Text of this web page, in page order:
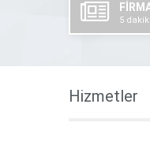
5
Hizmetler